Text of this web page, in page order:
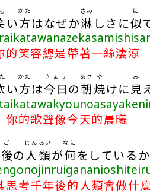
い方
かた
はなぜか淋
さみ
しさに似
に
的笑容總是帶著一絲淒涼
い方
かた
は今日
きょう
の朝
あさ
焼
や
けに見
み
你的歌聲像今天的晨曦
後
ご
の人類
じんるい
が何
なに
をしている
思考千年後的人類會做什